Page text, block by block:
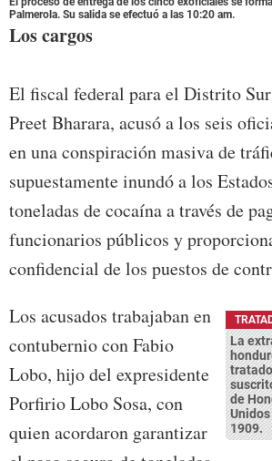
Palmerola. Su salida se efectuó a las 10:20 am.
Los cargos
El fiscal federal para el Distrito
Preet Bharara, acusó a los seis
en una conspiración masiva de
supuestamente inundó a los
toneladas de cocaína a través de
funcionarios públicos y
confidencial de los puestos de
La
de
1909.
Los acusados trabajaban en
contubernio con Fabio
Lobo, hijo del expresidente
Porfirio Lobo Sosa, con
quien acordaron garantizar